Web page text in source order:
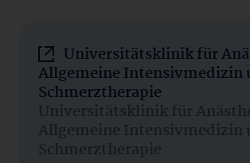
Universitätsklinik für
Allgemeine Intensivmedizin
Schmerztherapie
Universitätsklinik für
Allgemeine Intensivmedizin
Schmerztherapie